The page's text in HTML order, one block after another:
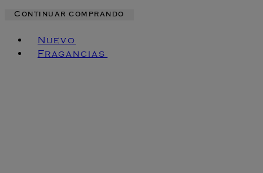
Continuar comprando
Nuevo
Fragancias